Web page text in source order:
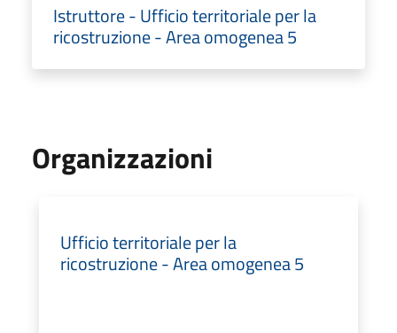
Istruttore - Ufficio territoriale per la
ricostruzione - Area omogenea 5
Organizzazioni
Ufficio territoriale per la
ricostruzione - Area omogenea 5